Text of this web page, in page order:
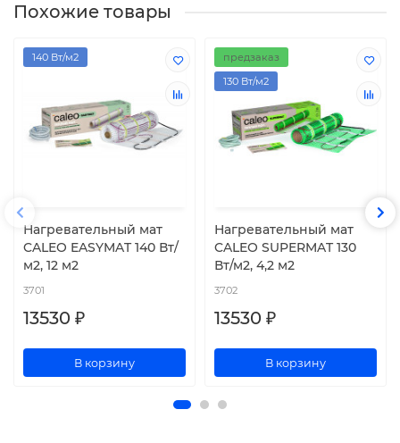
Похожие товары
140 Вт/м2
Нагревательный мат
CALEO EASYMAT 140 Вт/
м2, 12 м2
3701
13530 ₽
В корзину
предзаказ
130 Вт/м2
Нагревательный мат
CALEO SUPERMAT 130
Вт/м2, 4,2 м2
3702
13530 ₽
В корзину